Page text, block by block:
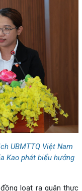
UBMTTQ Việt Nam
Kao phát biểu hưởng
loạt ra quân thực